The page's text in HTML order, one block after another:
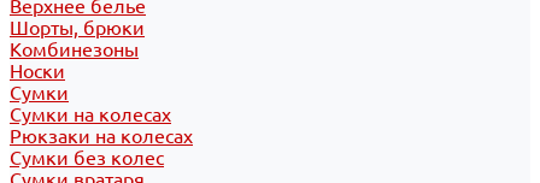
Верхнее белье
Шорты, брюки
Комбинезоны
Носки
Сумки
Сумки на колесах
Рюкзаки на колесах
Сумки без колес